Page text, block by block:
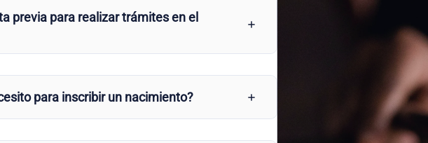
previa para realizar trámites en el
para inscribir un nacimiento?